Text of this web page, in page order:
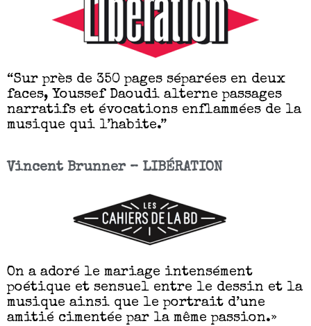
“Sur près de 350 pages séparées en deux
faces, Youssef Daoudi alterne passages
narratifs et évocations enflammées de la
musique qui l’habite.”
Vincent Brunner – LIBÉRATION
On a adoré le mariage intensément
poétique et sensuel entre le dessin et la
musique ainsi que le portrait d’une
amitié cimentée par la même passion.»